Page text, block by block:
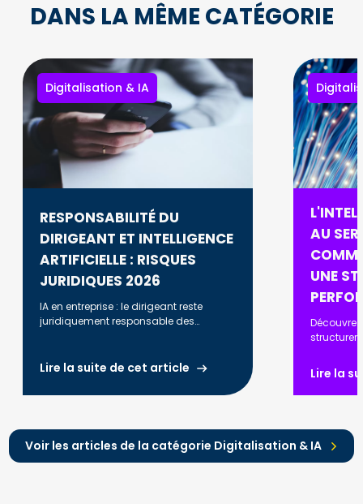
DANS LA MÊME CATÉGORIE
Digitalisation & IA
RESPONSABILITÉ DU
DIRIGEANT ET INTELLIGENCE
ARTIFICIELLE : RISQUES
JURIDIQUES 2026
IA en entreprise : le dirigeant reste
juridiquement responsable des
savoir en 2026.
Lire la suite de cet article
AU
UNE
structurer
optimiser
renforcer
Lire la
Voir les articles de la catégorie Digitalisation & IA